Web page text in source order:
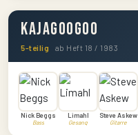
Kajagoogoo
5-teilig ab Heft 18 / 1983
Nick Beggs
Bass
Limahl
Gesang
Steve Askew
Gitarre